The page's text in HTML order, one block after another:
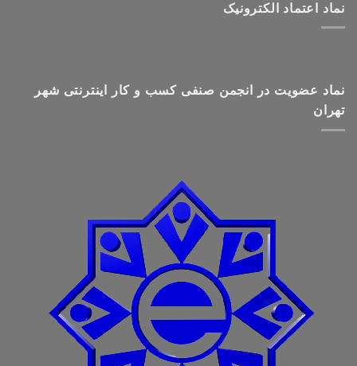
نماد اعتماد الکترونیک
نماد عضویت در انجمن صنفی کسب و کار اینترنتی شهر
تهران